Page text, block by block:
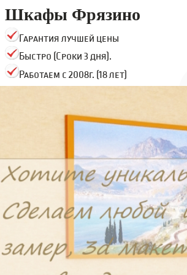
Шкафы Фрязино
Гарантия лучшей цены
Быстро (Сроки 3 дня).
Работаем с 2008г. (18 лет)